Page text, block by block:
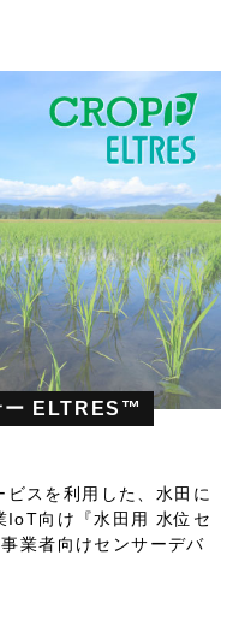
ー ELTRES™
スを利用した、水田に
IoT向け『水田用 水位セ
業者向けセンサーデバ